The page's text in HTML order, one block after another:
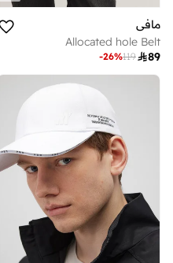
مافي
Allocated hole Belt
89
119
-26%